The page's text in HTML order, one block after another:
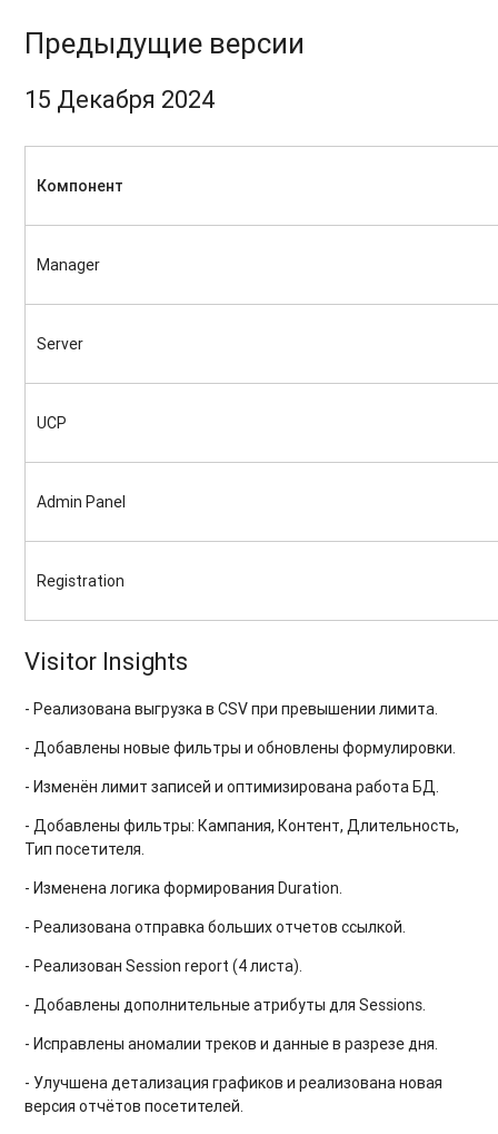
Предыдущие версии
15 Декабря 2024
Компонент
Manager
Server
UCP
Admin Panel
Registration
Visitor Insights
- Реализована выгрузка в CSV при превышении лимита.
- Добавлены новые фильтры и обновлены формулировки.
- Изменён лимит записей и оптимизирована работа БД.
- Добавлены фильтры: Кампания, Контент, Длительность,
Тип посетителя.
- Изменена логика формирования Duration.
- Реализована отправка больших отчетов ссылкой.
- Реализован Session report (4 листа).
- Добавлены дополнительные атрибуты для Sessions.
- Исправлены аномалии треков и данные в разрезе дня.
- Улучшена детализация графиков и реализована новая
версия отчётов посетителей.